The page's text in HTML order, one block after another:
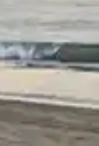
ulteriori
uno
pagina